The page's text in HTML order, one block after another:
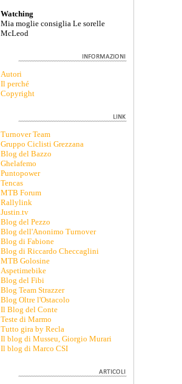
Watching
Mia moglie consiglia Le sorelle
McLeod
Autori
Il perché
Copyright
Turnover Team
Gruppo Ciclisti Grezzana
Blog del Bazzo
Ghelafemo
Puntopower
Tencas
MTB Forum
Rallylink
Justin.tv
Blog del Pezzo
Blog dell'Anonimo Turnover
Blog di Fabione
Blog di Riccardo Checcaglini
MTB Golosine
Aspetimebike
Blog del Fibi
Blog Team Strazzer
Blog Oltre l'Ostacolo
Il Blog del Conte
Teste di Marmo
Tutto gira by Recla
Il blog di Musseu, Giorgio Murari
Il blog di Marco CSI